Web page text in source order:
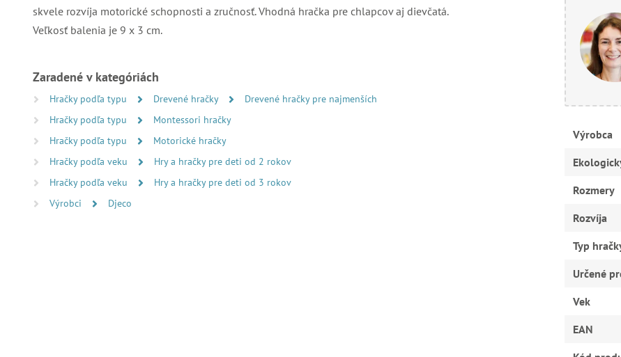
skvele rozvíja motorické schopnosti a zručnosť. Vhodná hračka pre chlapcov aj dievčatá.
Veľkosť balenia je 9 x 3 cm.
Zaradené v kategóriách
Hračky podľa typu Drevené hračky
Drevené hračky pre najmenších
Hračky podľa typu
Montessori hračky
Hračky podľa typu
Motorické hračky
Hračky podľa veku
Hry a hračky pre deti od 2 rokov
Hračky podľa veku
Hry a hračky pre deti od 3 rokov
Výrobci
Djeco
Výrobca
Rozmery
Rozvíja
Typ
Určené
Vek
EAN